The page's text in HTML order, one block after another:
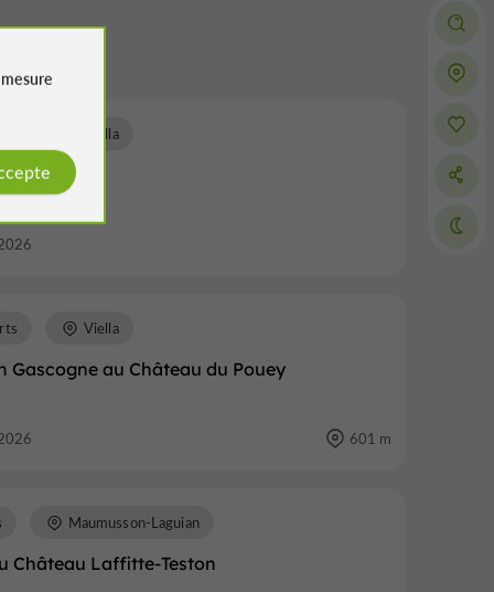
des sens
Viella
Gascogne au Château du Pouey
Viella
601 m
Château Laffitte-Teston
Maumusson-Laguian
mesure